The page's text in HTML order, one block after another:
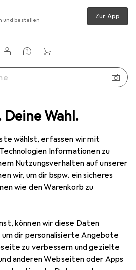
Wahl.
wählst, erfassen wir mit
Informationen zu
Nutzungsverhalten auf unserer
wir, um dir bspw. ein sicheres
wie den Warenkorb zu
können wir diese Daten
um dir personalisierte Angebote
zu verbessern und gezielte
anderen Webseiten oder Apps
und bestellen Zur App
- komp. CAT.5 CAT.6 CAT.8
7 Bilder
Netzwerkkabel flach
Lan Kabel RJ45 -
CAT.5 CAT.6 CAT.8